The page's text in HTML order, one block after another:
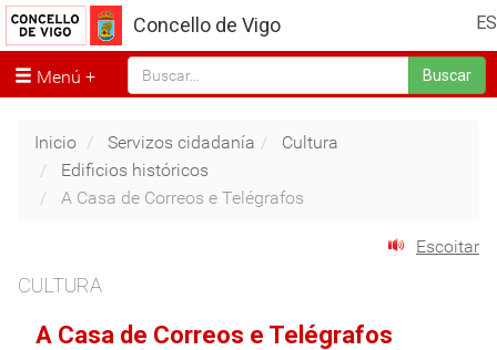
ES
Concello de Vigo
Menú Buscar
Inicio Servizos cidadanía
Cultura
Edificios históricos
A Casa de Correos e Telégrafos
Escoitar
CULTURA
A Casa de Correos e Telégrafos